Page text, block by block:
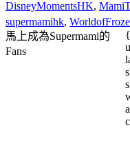
DisneyMomentsHK,
supermamihk,
馬上成為Supermami的
Fans